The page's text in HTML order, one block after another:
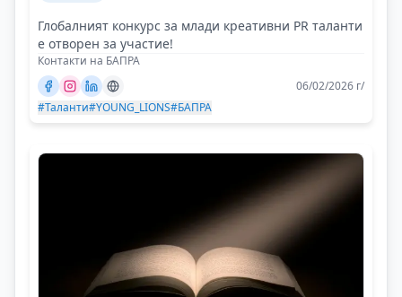
Глобалният конкурс за млади креативни PR таланти
е отворен за участие!
Контакти на БАПРА
06/02/2026 г/
#Таланти#YOUNG_LIONS#БАПРА